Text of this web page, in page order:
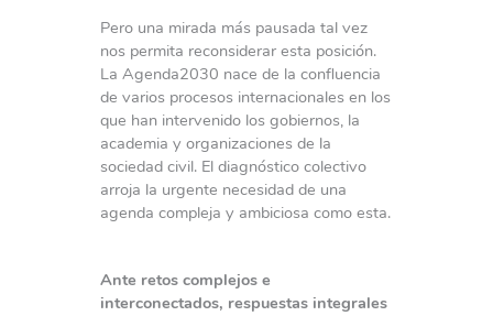
Pero una mirada más pausada tal vez
nos permita reconsiderar esta posición.
La Agenda2030 nace de la confluencia
de varios procesos internacionales en los
que han intervenido los gobiernos, la
academia y organizaciones de la
sociedad civil. El diagnóstico colectivo
arroja la urgente necesidad de una
agenda compleja y ambiciosa como esta.
Ante retos complejos e
interconectados, respuestas integrales